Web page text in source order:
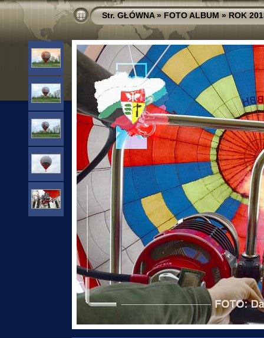
Str. GŁÓWNA»FOTO ALBUM»ROK